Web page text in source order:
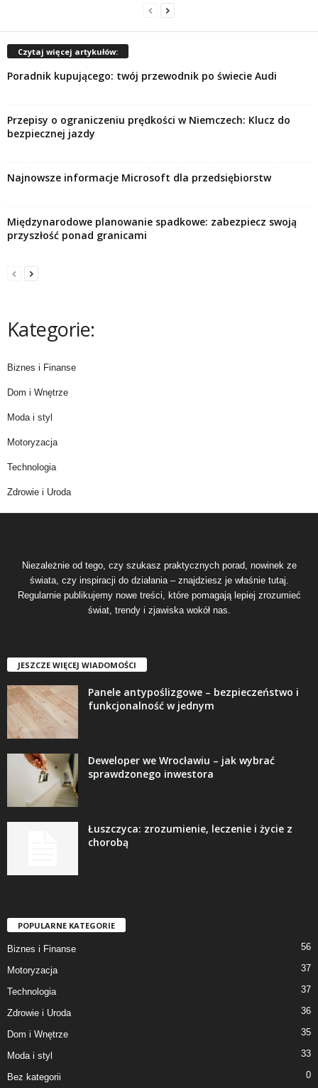
Czytaj więcej artykułów:
Poradnik kupującego: twój przewodnik po świecie Audi
Przepisy o ograniczeniu prędkości w Niemczech: Klucz do
bezpiecznej jazdy
Najnowsze informacje Microsoft dla przedsiębiorstw
Międzynarodowe planowanie spadkowe: zabezpiecz swoją
przyszłość ponad granicami
Kategorie:
Biznes i Finanse
Dom i Wnętrze
Moda i styl
Motoryzacja
Technologia
Zdrowie i Uroda
Niezależnie od tego, czy szukasz praktycznych porad, nowinek ze
świata, czy inspiracji do działania – znajdziesz je właśnie tutaj.
Regularnie publikujemy nowe treści, które pomagają lepiej zrozumieć
świat, trendy i zjawiska wokół nas.
JESZCZE WIĘCEJ WIADOMOŚCI
Panele antypoślizgowe – bezpieczeństwo i
funkcjonalność w jednym
Deweloper we Wrocławiu – jak wybrać
sprawdzonego inwestora
Łuszczyca: zrozumienie, leczenie i życie z
chorobą
POPULARNE KATEGORIE
Biznes i Finanse 56
Motoryzacja 37
Technologia 37
Zdrowie i Uroda 36
Dom i Wnętrze 35
Moda i styl 33
Bez kategorii 0